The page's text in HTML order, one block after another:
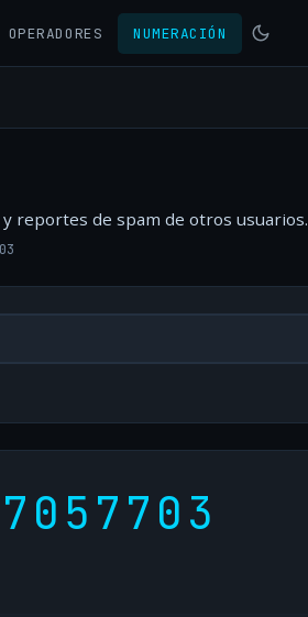
OPERADORES NUMERACIÓN
reportes de spam de otros usuarios.